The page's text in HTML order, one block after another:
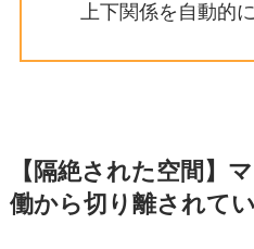
上下関係を自動的
【隔絶された空間】
働から切り離されて